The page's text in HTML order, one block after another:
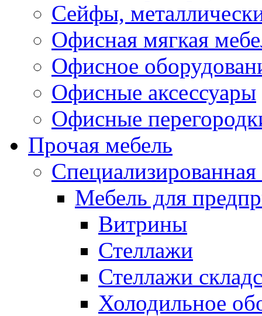
Сейфы,
Офисная мягкая
Офисное
Офисные аксессуары
Офисные
Прочая мебель
Специализированная
Мебель для
Витрины
Стеллажи
Стеллажи
Холодильное